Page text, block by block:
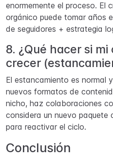
enormemente el proceso. El
orgánico puede tomar años
de seguidores + estrategia
8. ¿Qué hacer si
crecer
El estancamiento es normal
nuevos formatos de
nicho, haz colaboraciones
considera un nuevo paquete
para reactivar el ciclo.
Conclusión